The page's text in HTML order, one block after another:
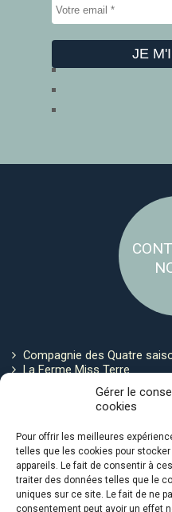
Gérer le
cookies
Pour offrir les meilleures
telles que les cookies pour
appareils. Le fait de consentir à
traiter des données telles que le
uniques sur ce site. Le fait de ne
consentement peut avoir un effet
Compagnie des Quatre
La Ferme Miss Terre
Politique de cookies